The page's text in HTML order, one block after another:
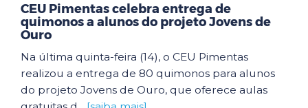
CEU Pimentas celebra entrega de
quimonos a alunos do projeto Jovens de
Ouro
Na última quinta-feira (14), o CEU Pimentas
realizou a entrega de 80 quimonos para alunos
do projeto Jovens de Ouro, que oferece aulas